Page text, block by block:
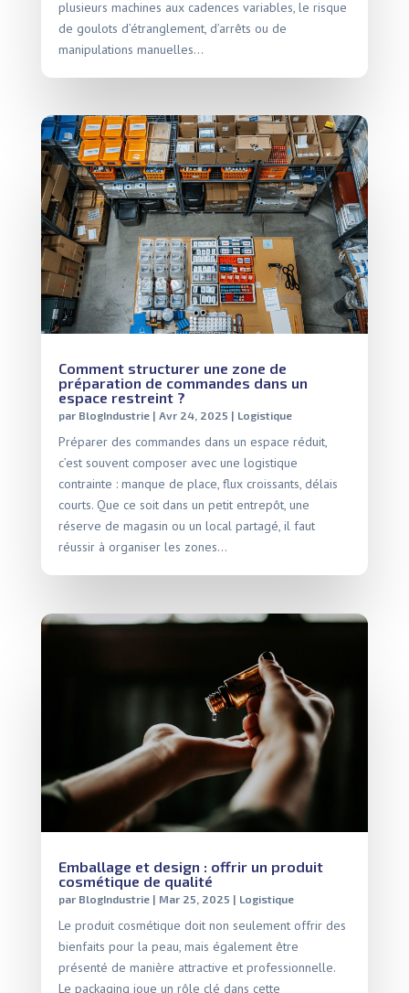
plusieurs machines aux cadences variables, le risque
de goulots d’étranglement, d’arrêts ou de
manipulations manuelles...
Comment structurer une zone de
préparation de commandes dans un
espace restreint ?
par BlogIndustrie| Avr 24, 2025 | Logistique
Préparer des commandes dans un espace réduit,
c’est souvent composer avec une logistique
contrainte : manque de place, flux croissants, délais
courts. Que ce soit dans un petit entrepôt, une
réserve de magasin ou un local partagé, il faut
réussir à organiser les zones...
Emballage et design : offrir un produit
cosmétique de qualité
par BlogIndustrie| Mar 25, 2025 | Logistique
Le produit cosmétique doit non seulement offrir des
bienfaits pour la peau, mais également être
présenté de manière attractive et professionnelle.
Le packaging joue un rôle clé dans cette